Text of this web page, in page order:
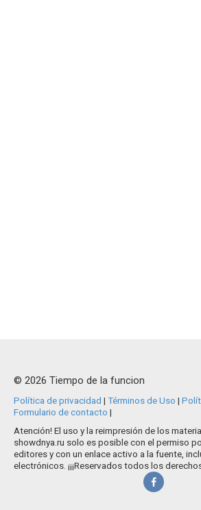
© 2026 Tiempo de la funcion
Política de privacidad | Términos de Uso |
Formulario de contacto |
Atención! El uso y la reimpresión de los
showdnya.ru solo es posible con el permiso
editores y con un enlace activo a la fuente,
electrónicos. ¡¡¡Reservados todos los